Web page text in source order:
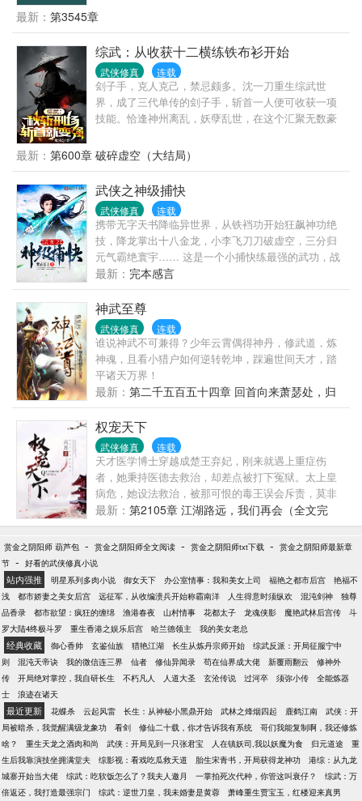
最新： 第3545章
综武：从收获十二横练铁布衫开始
武侠修真 连载
刽子手，克人克己，禁忌颇多。沈一刀重生综武世
界，成了三代单传的刽子手，斩首一人便可收获一项
技能。恰逢神州离乱，妖孽乱世，在这个汇聚无数豪
一日，女真南下，妖仙降世，沈一刀一刀斩出，刀光
闪耀三万里，妖也好，人也罢，一刀之下，灰飞烟
灭！
最新： 第600章 破碎虚空（大结局）
武侠之神级捕快
武侠修真 连载
携带无字天书降临异世界，从铁裆功开始狂飙神功绝
技，降龙掌出十八金龙，小李飞刀刀破虚空，三分归
元气霸绝寰宇…… 这是一个小捕快练最强的武功，战
最强的敌人，饮最美的美酒，一路高歌猛进，成长为
盖世无敌强者的故事 着有百万字小说，请放心收藏
最新： 完本感言
神武至尊
武侠修真 连载
谁说神武不可兼得？少年云霄偶得神丹，修武道，炼
神魂，且看小猎户如何逆转乾坤，踩遍世间天才，踏
平诸天万界！
最新： 第二千五百五十四章 回首向来萧瑟处，归
去…...
权宠天下
武侠修真 连载
天才医学博士穿越成楚王弃妃，刚来就遇上重症伤
者，她秉持医德去救治，却差点被打下冤狱。太上皇
病危，她设法救治，被那可恨的毒王误会斥责，莫非
真的是好人难做？这男人整日给她使绊子就算了，最
不可忍的是他竟还..
最新： 第2105章 江湖路远，我们再会（全文完
结）
赏金之阴阳师 葫芦包 - 赏金之阴阳师全文阅读 - 赏金之阴阳师txt下载 - 赏金之阴阳师最新章
节 - 好看的武侠修真小说
站内强推 明星系列多肉小说 御女天下 办公室情事：我和美女上司 福艳之都市后宫
艳福不
浅
都市娇妻之美女后宫 远征军，从收编溃兵开始称霸南洋 人生得意时须纵欢 混沌剑神
独尊
品香录
都市欲望：疯狂的缠绵 渔港春夜 山村情事 花都太子 龙魂侠影 魔艳武林后宫传
斗
罗大陆4终极斗罗
重生香港之娱乐后宫 哈兰德领主 我的美女老总
经典收藏 御心香帅 玄鉴仙族 猎艳江湖 长生从炼丹宗师开始
综武反派：开局征服宁中
则
混沌天帝诀 我的微信连三界 仙者 修仙异闻录 苟在仙界成大佬 新覆雨翻云
修神外
传
开局绝对掌控，我自研长生 不朽凡人 人道大圣 玄沧传说 过河卒 须弥小传
全能炼器
士
浪迹在诸天
最近更新 花蝶杀 云起风雷 长生：从神秘小黑鼎开始 武林之烽烟四起 鹿鹤江南
武侠：开
局被暗杀，我觉醒满级龙象功
看剑 修仙二十载，你才告诉我有系统
哥们我能复制啊，我还修炼
啥？
重生天龙之酒肉和尚 武侠：开局见到一只张君宝 人在镇妖司,我以妖魔为食 归元道途
重
生后我靠演技坐拥满堂夫
综影视：看戏吃瓜救天道 胎生宋青书，开局获得龙神功
港综：从九龙
城寨开始当大佬
综武：吃软饭怎么了？我夫人邀月 一掌拍死次代种，你管这叫衰仔？
综武：万
倍返还，我打造最强宗门
综武：逆世刀皇，我未婚妻是黄蓉
萧峰重生贾宝玉，红楼迎来真男